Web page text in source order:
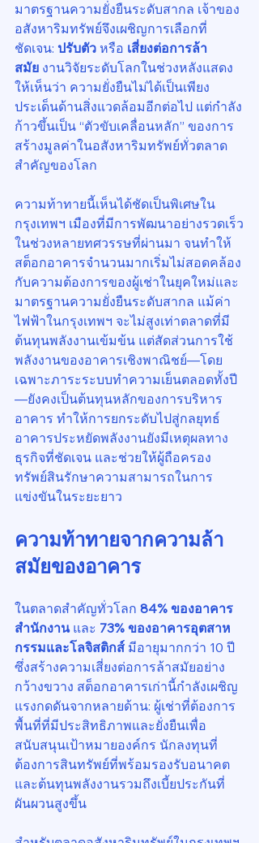
มาตรฐานความยั่งยืนระดับสากล เจ้าของ
อสังหาริมทรัพย์จึงเผชิญการเลือกที่
ชัดเจน: ปรับตัว หรือ เสี่ยงต่อการล้า
สมัย งานวิจัยระดับโลกในช่วงหลังแสดง
ให้เห็นว่า ความยั่งยืนไม่ได้เป็นเพียง
ประเด็นด้านสิ่งแวดล้อมอีกต่อไป แต่กำลัง
ก้าวขึ้นเป็น “ตัวขับเคลื่อนหลัก” ของการ
สร้างมูลค่าในอสังหาริมทรัพย์ทั่วตลาด
สำคัญของโลก
ความท้าทายนี้เห็นได้ชัดเป็นพิเศษใน
กรุงเทพฯ เมืองที่มีการพัฒนาอย่างรวดเร็ว
ในช่วงหลายทศวรรษที่ผ่านมา จนทำให้
สต็อกอาคารจำนวนมากเริ่มไม่สอดคล้อง
กับความต้องการของผู้เช่าในยุคใหม่และ
มาตรฐานความยั่งยืนระดับสากล แม้ค่า
ไฟฟ้าในกรุงเทพฯ จะไม่สูงเท่าตลาดที่มี
ต้นทุนพลังงานเข้มข้น แต่สัดส่วนการใช้
พลังงานของอาคารเชิงพาณิชย์—โดย
เฉพาะภาระระบบทำความเย็นตลอดทั้งปี
—ยังคงเป็นต้นทุนหลักของการบริหาร
อาคาร ทำให้การยกระดับไปสู่กลยุทธ์
อาคารประหยัดพลังงานยังมีเหตุผลทาง
ธุรกิจที่ชัดเจน และช่วยให้ผู้ถือครอง
ทรัพย์สินรักษาความสามารถในการ
แข่งขันในระยะยาว
ความท้าทายจากความล้า
สมัยของอาคาร
ในตลาดสำคัญทั่วโลก 84% ของอาคาร
สำนักงาน และ 73% ของอาคารอุตสาห
กรรมและโลจิสติกส์ มีอายุมากกว่า 10 ปี
ซึ่งสร้างความเสี่ยงต่อการล้าสมัยอย่าง
กว้างขวาง สต็อกอาคารเก่านี้กำลังเผชิญ
แรงกดดันจากหลายด้าน: ผู้เช่าที่ต้องการ
พื้นที่ที่มีประสิทธิภาพและยั่งยืนเพื่อ
สนับสนุนเป้าหมายองค์กร นักลงทุนที่
ต้องการสินทรัพย์ที่พร้อมรองรับอนาคต
และต้นทุนพลังงานรวมถึงเบี้ยประกันที่
ผันผวนสูงขึ้น